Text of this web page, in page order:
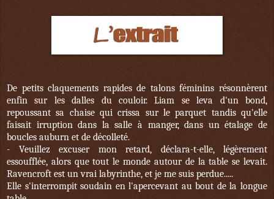
De petits claquements rapides de talons féminins résonnèrent
enfin sur les dalles du couloir. Liam se leva d'un bond,
repoussant sa chaise qui crissa sur le parquet tandis qu'elle
faisait irruption dans la salle à manger, dans un étalage de
boucles auburn et de décolleté.
- Veuillez excuser mon retard, déclara-t-elle, légèrement
essoufflée, alors que tout le monde autour de la table se levait.
Ravencroft est un vrai labyrinthe, et je me suis perdue.....
Elle s'interrompit soudain en l'apercevant au bout de la longue